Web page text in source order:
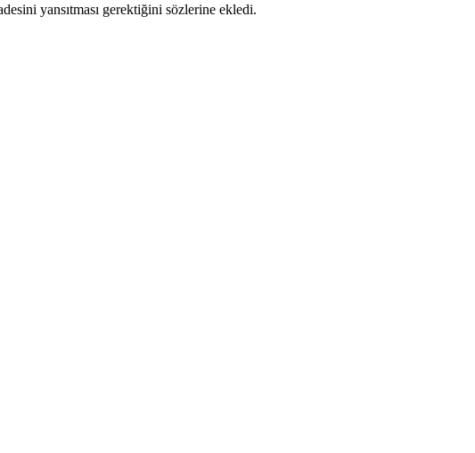
yansıtması gerektiğini sözlerine ekledi.